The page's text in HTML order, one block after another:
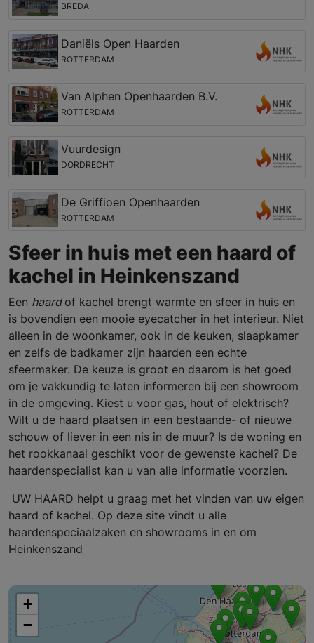
BREDA
Daniëls Open Haarden
ROTTERDAM
Van Alphen Openhaarden B.V.
ROTTERDAM
Vuurdesign
DORDRECHT
De Griffioen Openhaarden
ROTTERDAM
Sfeer in huis met een haard of
kachel in Heinkenszand
Een haard of kachel brengt warmte en sfeer in huis en
is bovendien een mooie eyecatcher in het interieur. Niet
alleen in de woonkamer, ook in de keuken, slaapkamer
en zelfs de badkamer zijn haarden een echte
sfeermaker. De keuze is groot en daarom is het goed
om je vakkundig te laten informeren bij een showroom
in de omgeving. Kiest u voor gas, hout of elektrisch?
Wilt u de haard plaatsen in een bestaande- of nieuwe
schouw of liever in een nis in de muur? Is de woning en
het rookkanaal geschikt voor de gewenste kachel? De
haardenspecialist kan u van alle informatie voorzien.
UW HAARD helpt u graag met het vinden van uw eigen
haard of kachel. Op deze site vindt u alle
haardenspeciaalzaken en showrooms in en om
Heinkenszand
+
−